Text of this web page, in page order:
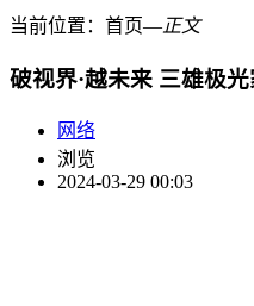
当前位置： 首页―正文
破视界·越未来 三雄极
网络
浏览
2024-03-29 00:03